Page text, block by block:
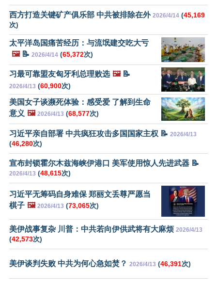
西方打造关键矿产俱乐部 中共被排除在外 2026/4/14 (45,169
次)
太平洋岛国痛苦经历：与流氓建交吃大亏
🖼️📝 2026/4/14 (65,372次)
习最可靠盟友匈牙利总理败选 🖼️📝
2026/4/13 (60,900次)
美国女子谈濒死体验：感受爱 了解到生命
意义 🖼️ 2026/4/13 (68,577次)
习近平亲自部署 中共疯狂攻击多国国家主权 📝 2026/4/13
(46,280次)
宣布封锁霍尔木兹海峡伊港口 美军使用惊人先进武器 📝
2026/4/13 (48,615次)
习近平无筹码自身难保 郑丽文丢尊严愿当
棋子 🖼️ 2026/4/13 (73,065次)
美伊战事复杂 川普：中共若向伊供武将有大麻烦 2026/4/13
(42,573次)
美伊谈判失败 中共为何心急如焚？ 2026/4/13 (46,391次)